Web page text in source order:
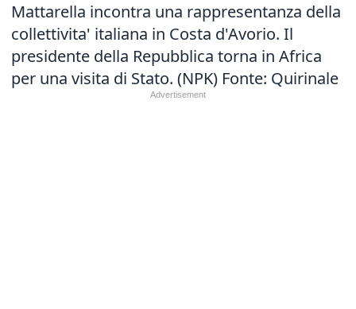
Mattarella incontra una rappresentanza della
collettivita' italiana in Costa d'Avorio. Il
presidente della Repubblica torna in Africa
per una visita di Stato. (NPK) Fonte: Quirinale